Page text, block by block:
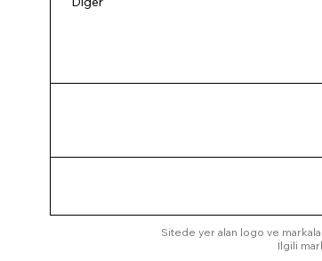
Sitede yer alan logo ve
İlgili